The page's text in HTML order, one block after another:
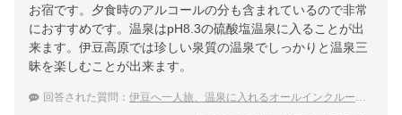
お宿です。夕食時のアルコールの分も含まれているので非常
におすすめです。温泉はpH8.3の硫酸塩温泉に入ることが出
来ます。伊豆高原では珍しい泉質の温泉でしっかりと温泉三
昧を楽しむことが出来ます。
回答された質問： 伊豆へ一人旅、温泉に入れるオールインクルーシブの宿はどこ？